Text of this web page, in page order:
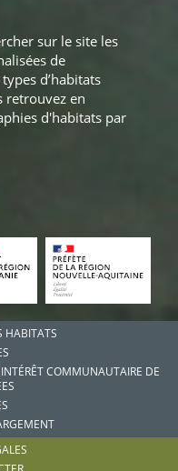
sur le site les
de
d’habitats
retrouvez en
d'habitats par
HABITATS
COMMUNAUTAIRE DE